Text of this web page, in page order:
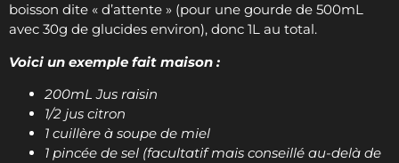
boisson dite « d’attente » (pour une gourde de 500mL
avec 30g de glucides environ), donc 1L au total.
Voici un exemple fait maison :
200mL Jus raisin
1/2 jus citron
1 cuillère à soupe de miel
1 pincée de sel (facultatif mais conseillé au-delà de